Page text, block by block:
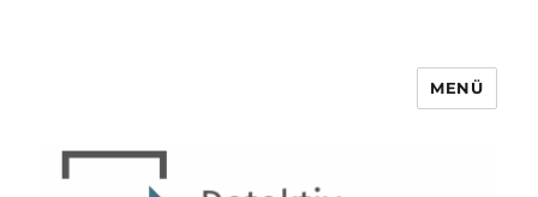
Detektiv SYSTEM Detektei ®
MENÜ